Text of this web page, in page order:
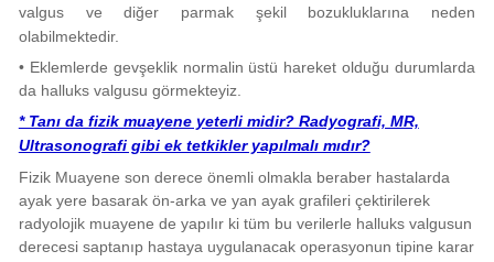
valgus ve diğer parmak şekil bozukluklarına neden
olabilmektedir.
• Eklemlerde gevşeklik normalin üstü hareket olduğu durumlarda
da halluks valgusu görmekteyiz.
* Tanı da fizik muayene yeterli midir? Radyografi, MR,
Ultrasonografi gibi ek tetkikler yapılmalı mıdır?
Fizik Muayene son derece önemli olmakla beraber hastalarda
ayak yere basarak ön-arka ve yan ayak grafileri çektirilerek
radyolojik muayene de yapılır ki tüm bu verilerle halluks valgusun
derecesi saptanıp hastaya uygulanacak operasyonun tipine karar